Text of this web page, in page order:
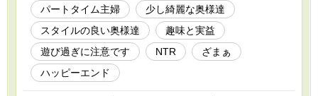
パートタイム主婦
少し綺麗な奥様達
スタイルの良い奥様達
趣味と実益
遊び過ぎに注意です
NTR
ざまぁ
ハッピーエンド